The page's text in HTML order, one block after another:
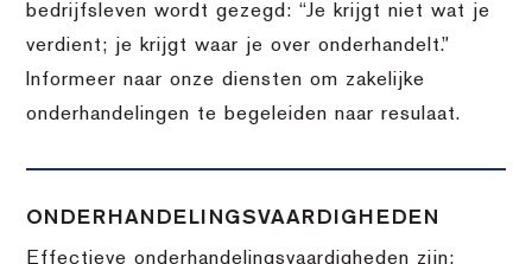
bedrijfsleven wordt gezegd: “Je krijgt niet wat je
verdient; je krijgt waar je over onderhandelt.”
Informeer naar onze diensten om zakelijke
onderhandelingen te begeleiden naar resulaat.
ONDERHANDELINGSVAARDIGHEDEN
Effectieve onderhandelingsvaardigheden zijn: